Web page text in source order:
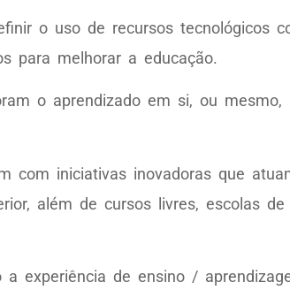
o uso de recursos tecnológicos
para melhorar a educação.
o aprendizado em si, ou mesmo,
com iniciativas inovadoras que
além de cursos livres, escolas
experiência de ensino /